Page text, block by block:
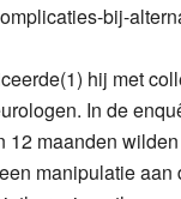
bij-
hij met
In de
12 maanden
manipulatie